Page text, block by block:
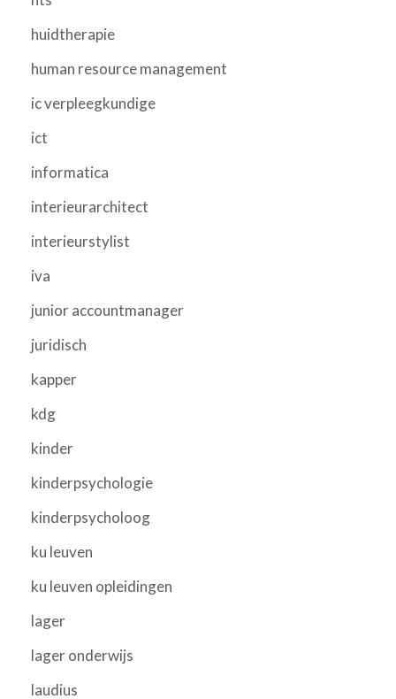
huidtherapie
human resource management
ic verpleegkundige
ict
informatica
interieurarchitect
interieurstylist
iva
junior accountmanager
juridisch
kapper
kdg
kinder
kinderpsychologie
kinderpsycholoog
ku leuven
ku leuven opleidingen
lager
lager onderwijs
laudius